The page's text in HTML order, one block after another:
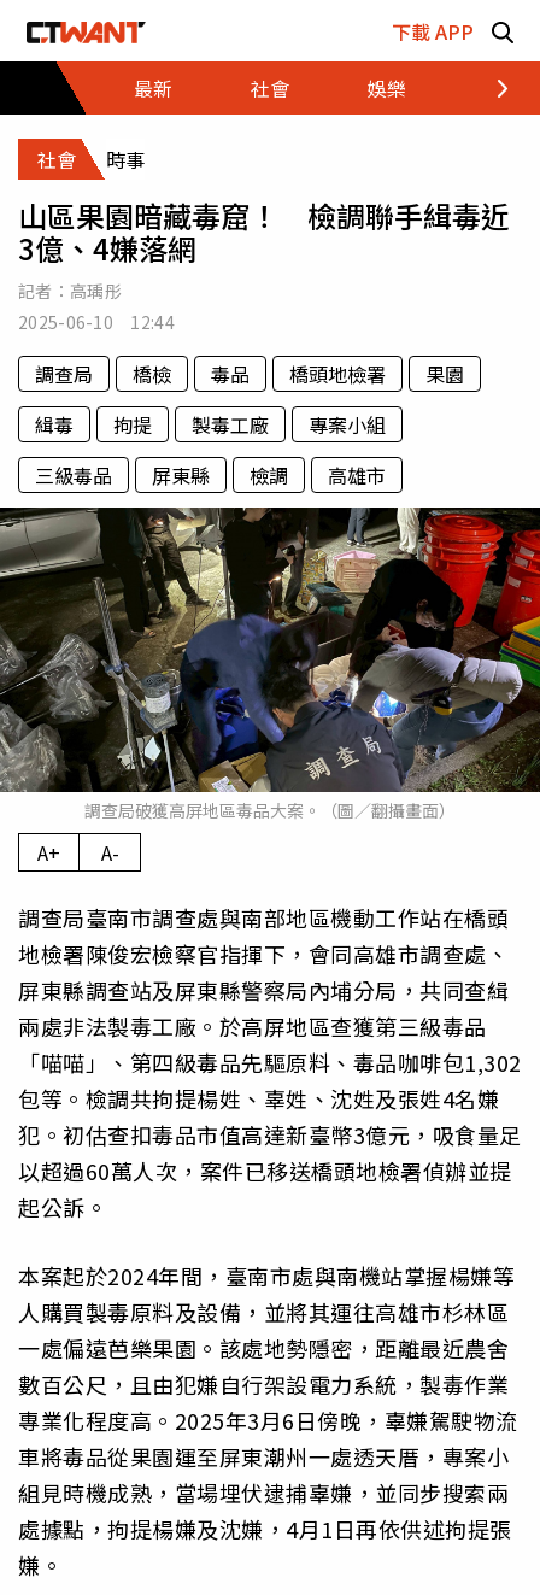
下載 APP
最新
社會 娛樂 財經
社會 時事
山區果園暗藏毒窟！ 檢調聯手緝毒近
3億、4嫌落網
記者： 高瑀彤
2025-06-10 12:44
調查局 橋檢 毒品 橋頭地檢署
果園
緝毒
拘提 製毒工廠
專案小組
三級毒品
屏東縣 檢調 高雄市
調查局破獲高屏地區毒品大案。（圖／翻攝畫面）
A+ A-
調查局臺南市調查處與南部地區機動工作站在橋頭
地檢署陳俊宏檢察官指揮下，會同高雄市調查處、
屏東縣調查站及屏東縣警察局內埔分局，共同查緝
兩處非法製毒工廠。於高屏地區查獲第三級毒品
「喵喵」、第四級毒品先驅原料、毒品咖啡包1,302
包等。檢調共拘提楊姓、辜姓、沈姓及張姓4名嫌
犯。初估查扣毒品市值高達新臺幣3億元，吸食量足
以超過60萬人次，案件已移送橋頭地檢署偵辦並提
起公訴。
本案起於2024年間，臺南市處與南機站掌握楊嫌等
人購買製毒原料及設備，並將其運往高雄市杉林區
一處偏遠芭樂果園。該處地勢隱密，距離最近農舍
數百公尺，且由犯嫌自行架設電力系統，製毒作業
專業化程度高。2025年3月6日傍晚，辜嫌駕駛物流
車將毒品從果園運至屏東潮州一處透天厝，專案小
組見時機成熟，當場埋伏逮捕辜嫌，並同步搜索兩
處據點，拘提楊嫌及沈嫌，4月1日再依供述拘提張
嫌。